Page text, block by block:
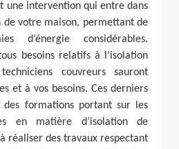
une intervention qui entre dans
de votre maison, permettant de
d’énergie considérables.
besoins relatifs à l’isolation
couvreurs sauront
et à vos besoins. Ces derniers
des formations portant sur les
en matière d’isolation de
réaliser des travaux respectant